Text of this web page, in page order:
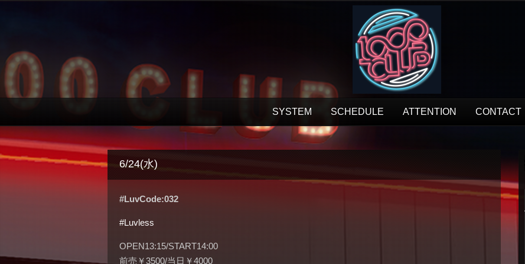
SYSTEM SCHEDULE ATTENTION CONTACT
6/24(水)
#LuvCode:032
#Luvless
OPEN13:15/START14:00
前売￥3500/当日￥4000